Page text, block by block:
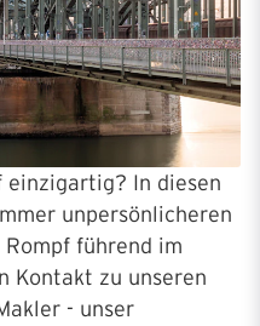
einzigartig? In diesen
unpersönlicheren
führend im
Kontakt zu unseren
- unser